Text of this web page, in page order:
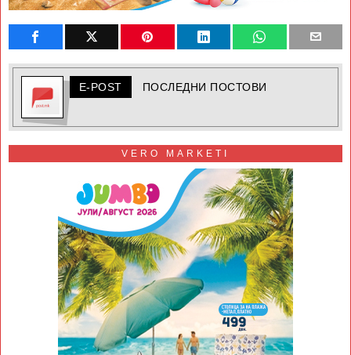
E-POST ПОСЛЕДНИ ПОСТОВИ
VERO MARKETI